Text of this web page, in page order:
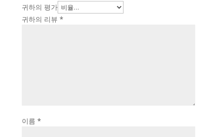
귀하의 평가
귀하의 리뷰 *
이름 *